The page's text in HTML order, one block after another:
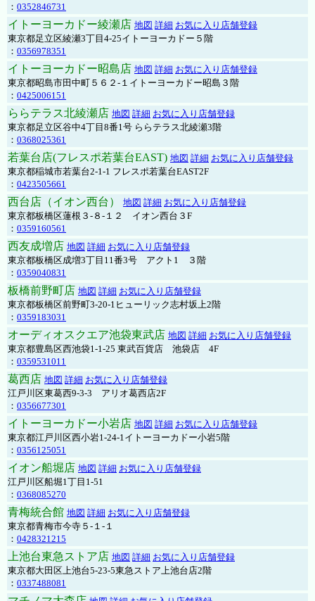
： 0352846731
イトーヨーカドー綾瀬店 地図 詳細 お気に入り店舗登録
東京都足立区綾瀬3丁目4-25イトーヨーカドー５階
： 0356978351
イトーヨーカドー昭島店 地図 詳細 お気に入り店舗登録
東京都昭島市田中町５６２-１イトーヨーカドー昭島３階
： 0425006151
ららテラス北綾瀬店 地図 詳細 お気に入り店舗登録
東京都足立区谷中4丁目8番1号 ららテラス北綾瀬3階
： 0368025361
若葉台店(フレスポ若葉台EAST) 地図 詳細 お気に入り店舗登録
東京都稲城市若葉台2-1-1 フレスポ若葉台EAST2F
： 0423505661
西台店（イオン西台） 地図 詳細 お気に入り店舗登録
東京都板橋区蓮根３-８-１２ イオン西台３F
： 0359160561
西友成増店 地図 詳細 お気に入り店舗登録
東京都板橋区成増3丁目11番3号 アクト1 ３階
： 0359040831
板橋前野町店 地図 詳細 お気に入り店舗登録
東京都板橋区前野町3-20-1ヒューリック志村坂上2階
： 0359183031
オーディオスクエア池袋東武店 地図 詳細 お気に入り店舗登録
東京都豊島区西池袋1-1-25 東武百貨店 池袋店 4F
： 0359531011
葛西店 地図 詳細 お気に入り店舗登録
江戸川区東葛西9-3-3 アリオ葛西店2F
： 0356677301
イトーヨーカドー小岩店 地図 詳細 お気に入り店舗登録
東京都江戸川区西小岩1-24-1イトーヨーカドー小岩5階
： 0356125051
イオン船堀店 地図 詳細 お気に入り店舗登録
江戸川区船堀1丁目1-51
： 0368085270
青梅統合館 地図 詳細 お気に入り店舗登録
東京都青梅市今寺５-１-１
： 0428321215
上池台東急ストア店 地図 詳細 お気に入り店舗登録
東京都大田区上池台5-23-5東急ストア上池台店2階
： 0337488081